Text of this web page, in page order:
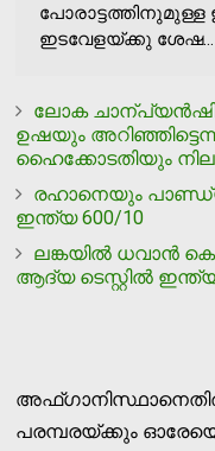
പോരാട്ടത്തിനുമുള്ള
ഇടവേളയ്ക്കു ശേഷ...
ലോക
ഉഷയും
ഹൈക്കോടതിയും
രഹാനെയും
ഇന്ത്യ 600/10
ലങ്കയില്‍ ധവാന്‍
ആദ്യ ടെസ്റ്റില്‍ ഇന്ത്യ
പരമ്പരയ്ക്കും